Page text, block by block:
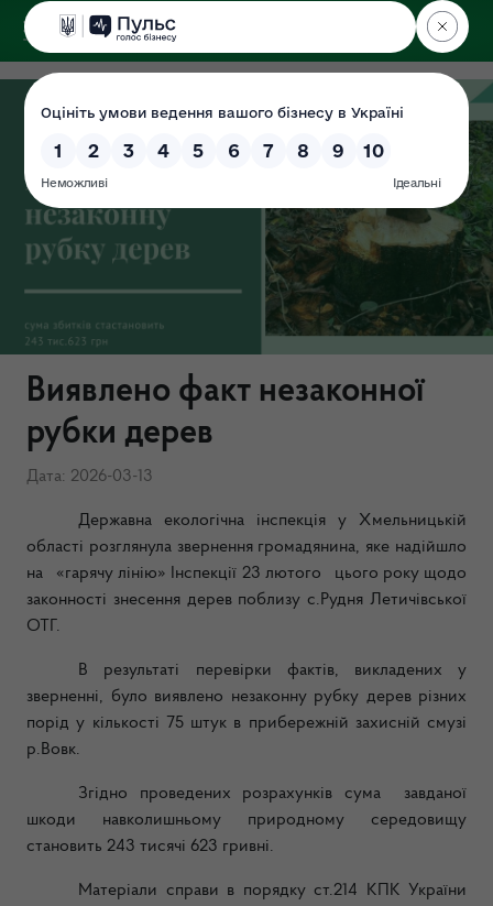
ДЕРЖЕКОІНСПЕКЦІЯ
у Хмельницькій області
Виявлено факт незаконної
рубки дерев
Дата: 2026-03-13
Державна екологічна інспекція у Хмельницькій
області розглянула звернення громадянина, яке надійшло
на «гарячу лінію» Інспекції 23 лютого цього року щодо
законності знесення дерев поблизу с.Рудня Летичівської
ОТГ.
В результаті перевірки фактів, викладених у
зверненні, було виявлено незаконну рубку дерев різних
порід у кількості 75 штук в прибережній захисній смузі
р.Вовк.
Згідно проведених розрахунків сума завданої
шкоди навколишньому природному середовищу
становить 243 тисячі 623 гривні.
Матеріали справи в порядку ст.214 КПК України